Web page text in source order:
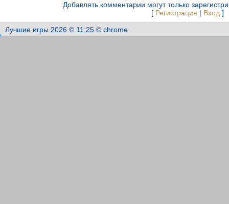
Добавлять комментарии могут только
[ Регистрация | Вход ]
Лучшие игры 2026 © 11:25 © chrome